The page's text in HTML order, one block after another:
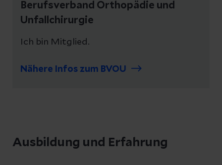
Berufsverband Orthopädie und
Unfallchirurgie
Ich bin Mitglied.
Nähere Infos zum BVOU
Ausbildung und Erfahrung